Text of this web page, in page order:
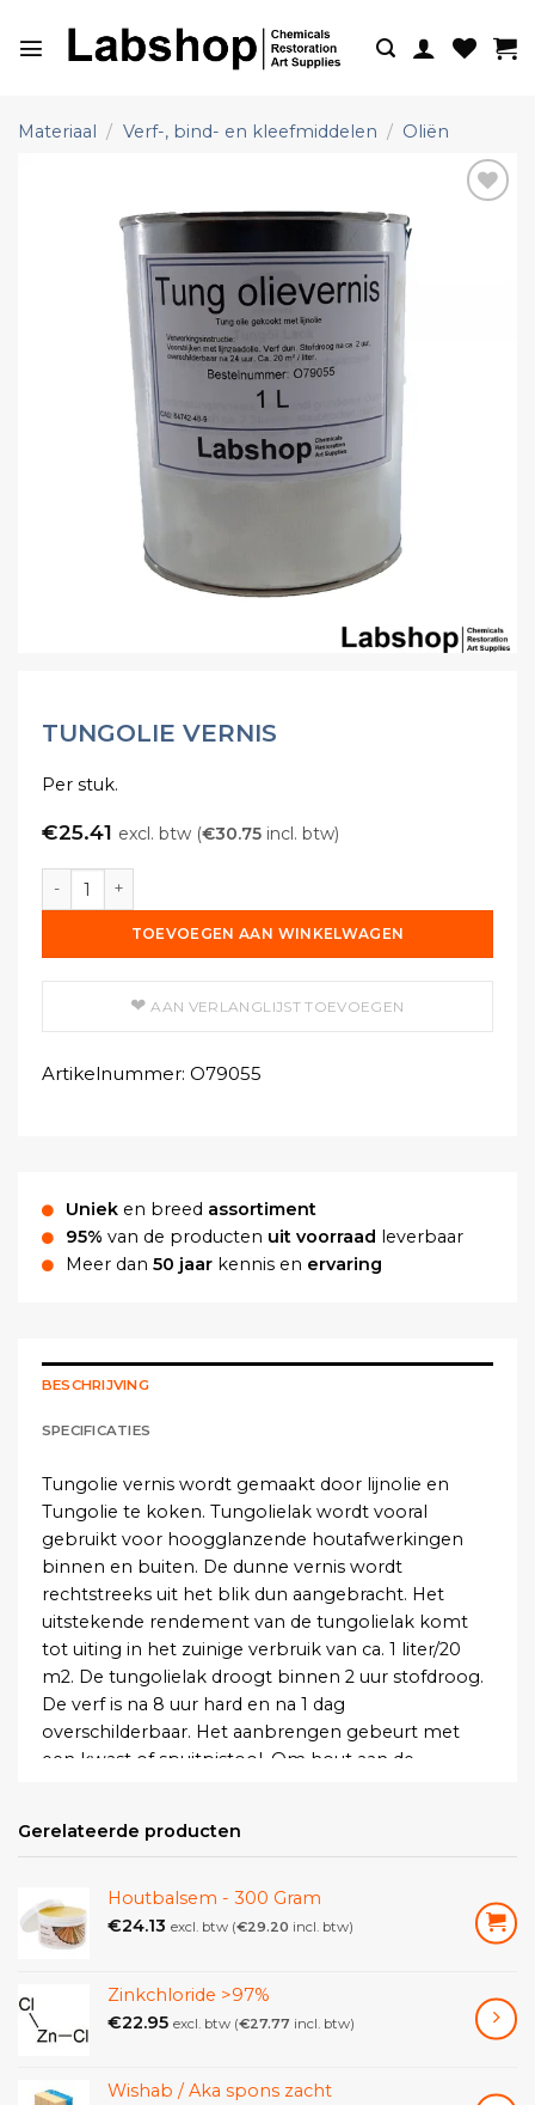
naar
Materiaal / Verf-, bind- en kleefmiddelen / Oliën
TUNGOLIE VERNIS
Per stuk.
€25.41 excl. btw (€30.75 incl. btw)
Tungolie Vernis aantal
TOEVOEGEN AAN WINKELWAGEN
AAN VERLANGLIJST TOEVOEGEN
Artikelnummer: O79055
Uniek en breed assortiment
95% van de producten uit voorraad
leverbaar
Meer dan 50 jaar kennis en ervaring
BESCHRIJVING
SPECIFICATIES
Tungolie vernis wordt gemaakt door lijnolie en
Tungolie te koken. Tungolielak wordt vooral
gebruikt voor hoogglanzende houtafwerkingen
binnen en buiten. De dunne vernis wordt
rechtstreeks uit het blik dun aangebracht. Het
uitstekende rendement van de tungolielak komt
tot uiting in het zuinige verbruik van ca. 1 liter/20
m2. De tungolielak droogt binnen 2 uur stofdroog.
De verf is na 8 uur hard en na 1 dag
overschilderbaar. Het aanbrengen gebeurt met
een kwast of spuitpistool. Om hout aan de
voldoende. De tungolielak is extreem UV-
beloopbaar, bijvoorbeeld op houten vloeren en
trappen. De verf kan gekleurd worden door
pigmenten toe te voegen. Met behulp van
kunnen zeer duurzame coatings op buitenhout
worden bereikt. Het toevoegen van pigment tot
niet. Primeren met lijnolie. Dun verspreiden.
Gerelateerde producten
Houtbalsem - 300 Gram
€24.13 excl. btw (€29.20 incl. btw)
Zinkchloride >97%
€22.95 excl. btw (€27.77 incl. btw)
Wishab / Aka spons zacht